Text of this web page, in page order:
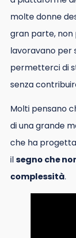
molte donne
gran parte, non
lavoravano per
permetterci di
senza
Molti pensano
di una grande
che ha
ilsegno che
complessità.